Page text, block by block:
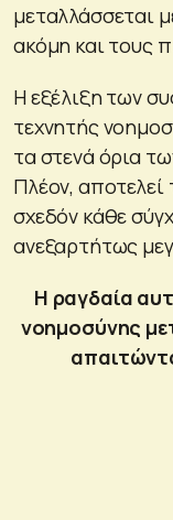
μεταλλάσσεται
ακόμη και τους
Η εξέλιξη των
τεχνητής
τα στενά όρια
Πλέον, αποτελεί
σχεδόν κάθε
ανεξαρτήτως
Η ραγδαία
νοημοσύνης